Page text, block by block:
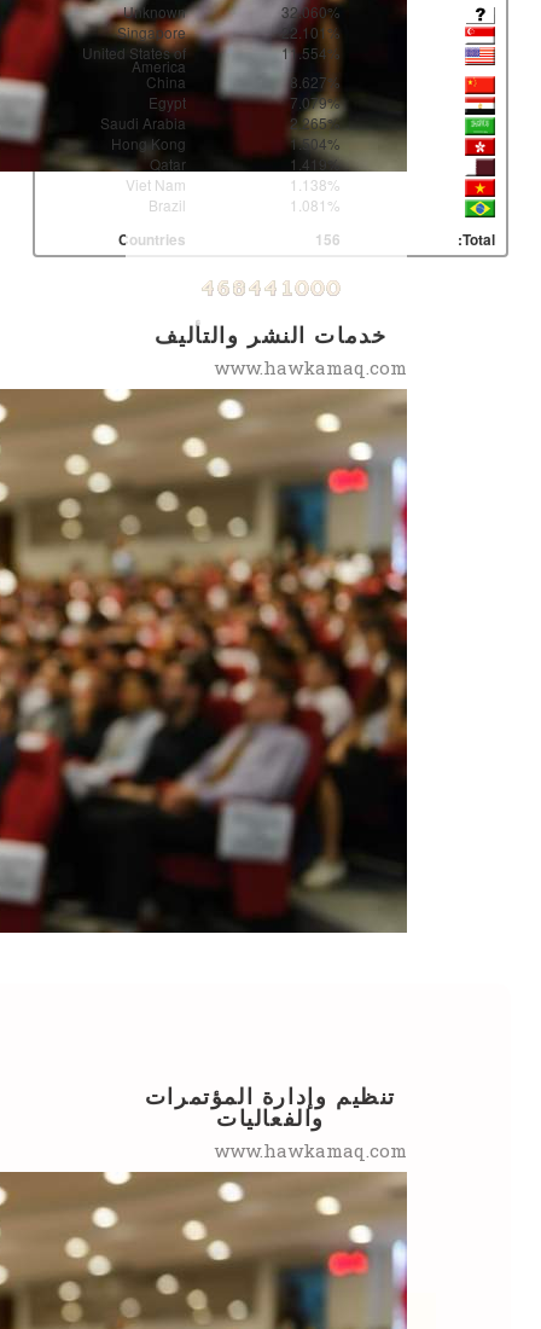
خدمات النشر والتأليف
www.hawkamaq.com
تنظيم وإدارة المؤتمرات
والفعاليات
www.hawkamaq.com
32.060%
Unknown
22.101%
Singapore
11.554%
United States of
America
8.627%
China
7.079%
Egypt
2.265%
Saudi Arabia
1.504%
Hong Kong
1.419%
Qatar
1.138%
Viet Nam
1.081%
Brazil
Total:
156
Countries